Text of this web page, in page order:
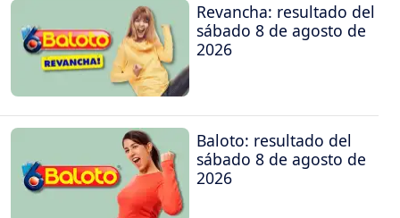
Revancha: resultado del
sábado 8 de agosto de
2026
Baloto: resultado del
sábado 8 de agosto de
2026